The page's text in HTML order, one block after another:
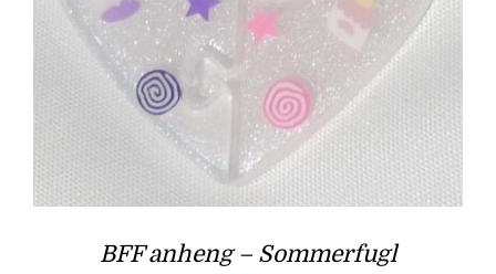
BFF anheng – Sommerfugl